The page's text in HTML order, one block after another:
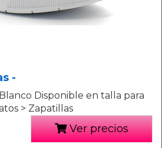
-
Disponible en talla para
> Zapatillas
Ver precios